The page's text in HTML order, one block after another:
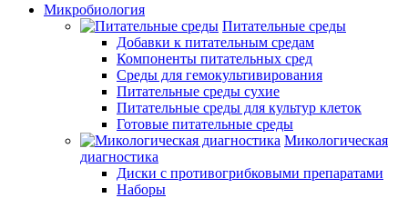
Микробиология
Питательные среды
Добавки к питательным средам
Компоненты питательных сред
Среды для гемокультивирования
Питательные среды сухие
Питательные среды для культур клеток
Готовые питательные среды
Микологическая
диагностика
Диски с противогрибковыми препаратами
Наборы